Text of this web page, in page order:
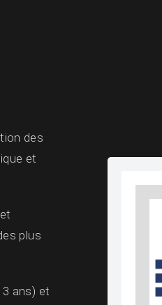
des
et
plus
ans) et